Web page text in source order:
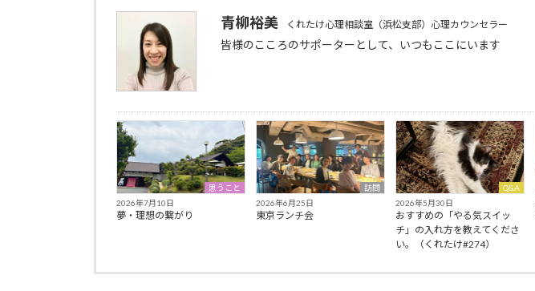
青柳裕美 くれたけ心理相談室（浜松支部）心理カウンセラー
皆様のこころのサポーターとして、いつもここにいます
思うこと
2026年7月10日
夢・理想の繋がり
訪問
2026年6月25日
東京ランチ会
Q&A
2026年5月30日
おすすめの「やる気スイッ
チ」の入れ方を教えてくださ
い。（くれたけ#274）